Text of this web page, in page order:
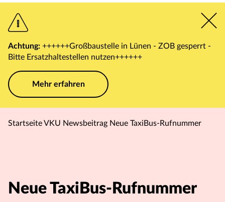
Achtung: ++++++Großbaustelle in Lünen - ZOB gesperrt -
Bitte Ersatzhaltestellen nutzen++++++
Mehr erfahren
Startseite VKU Newsbeitrag Neue TaxiBus-Rufnummer
Neue TaxiBus-Rufnummer